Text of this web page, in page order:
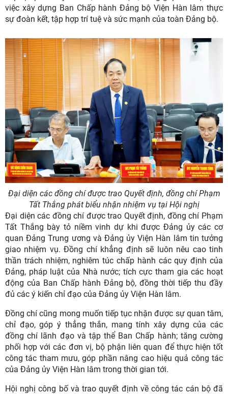
việc xây dựng Ban Chấp hành Đảng bộ Viện Hàn lâm thực
sự đoàn kết, tập hợp trí tuệ và sức mạnh của toàn Đảng bộ.
Đại diện các đồng chí được trao Quyết định, đồng chí Phạm
Tất Thắng phát biểu nhận nhiệm vụ tại Hội nghị
Đại diện các đồng chí được trao Quyết định, đồng chí Phạm
Tất Thắng bày tỏ niềm vinh dự khi được Đảng ủy các cơ
quan Đảng Trung ương và Đảng ủy Viện Hàn lâm tin tưởng
giao nhiệm vụ. Đồng chí khẳng định sẽ luôn nêu cao tinh
thần trách nhiệm, nghiêm túc chấp hành các quy định của
Đảng, pháp luật của Nhà nước; tích cực tham gia các hoạt
động của Ban Chấp hành Đảng bộ, đồng thời tiếp thu đầy
đủ các ý kiến chỉ đạo của Đảng ủy Viện Hàn lâm.
Đồng chí cũng mong muốn tiếp tục nhận được sự quan tâm,
chỉ đạo, góp ý thẳng thắn, mang tính xây dựng của các
đồng chí lãnh đạo và tập thể Ban Chấp hành; tăng cường
phối hợp với các đơn vị, bộ phận liên quan để thực hiện tốt
công tác tham mưu, góp phần nâng cao hiệu quả công tác
của Đảng ủy Viện Hàn lâm trong thời gian tới.
Hội nghị công bố và trao quyết định về công tác cán bộ đã